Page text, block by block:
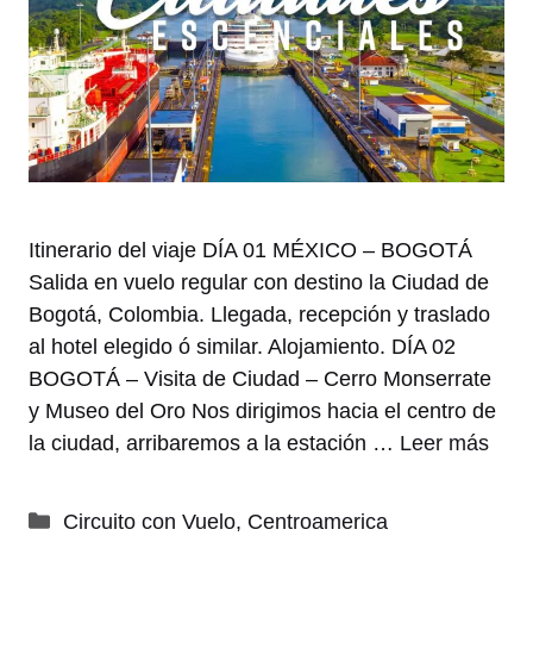
Itinerario del viaje DÍA 01 MÉXICO – BOGOTÁ
Salida en vuelo regular con destino la Ciudad de
Bogotá, Colombia. Llegada, recepción y traslado
al hotel elegido ó similar. Alojamiento. DÍA 02
BOGOTÁ – Visita de Ciudad – Cerro Monserrate
y Museo del Oro Nos dirigimos hacia el centro de
la ciudad, arribaremos a la estación … Leer más
Categorías
Circuito con Vuelo, Centroamerica